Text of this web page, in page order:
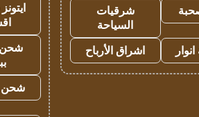
شرقيات
السياحة
اشراق الأرباح
شحن